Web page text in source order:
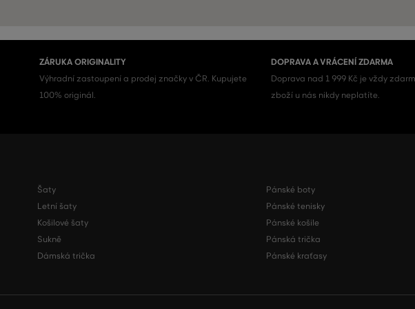
ZÁRUKA ORIGINALITY
Výhradní zastoupení a prodej značky v ČR. Kupujete
100% originál.
DOPRAVA A VRÁCENÍ ZDARMA
Doprava nad 1 999 Kč je vždy
zboží u nás nikdy neplatíte.
Šaty
Letní šaty
Košilové šaty
Sukně
Dámská trička
Pánské boty
Pánské tenisky
Pánské košile
Pánská trička
Pánské kraťasy